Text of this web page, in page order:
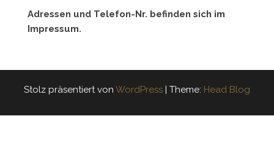
Adressen und Telefon-Nr. befinden sich im
Impressum.
Stolz präsentiert von WordPress | Theme: Head Blog